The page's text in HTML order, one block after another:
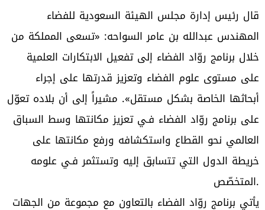
قال رئيس إدارة مجلس الهيئة السعودية للفضاء
المهندس عبدالله بن عامر السواحه: «تسعى المملكة من
خلال برنامج روّاد الفضاء إلى تفعيل الابتكارات العلمية
على مستوى علوم الفضاء وتعزيز قدرتها على إجراء
أبحاثها الخاصة بشكل مستقل». مشيراً إلى أن بلاده تعوّل
على برنامج روّاد الفضاء فـي تعزيز مكانتها وسط السباق
العالمي نحو القطاع واستكشافه ورفع مكانتها على
خريطة الدول التي تتسابق إليه وتستثمر فـي علومه
المتخصّص.
يأتي برنامج روّاد الفضاء بالتعاون مع مجموعة من الجهات